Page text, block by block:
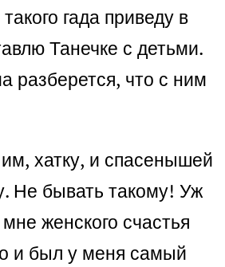
гада приведу в
Танечке с детьми.
разберется, что с ним
хатку, и спасенышей
Не бывать такому! Уж
женского счастья
и был у меня самый